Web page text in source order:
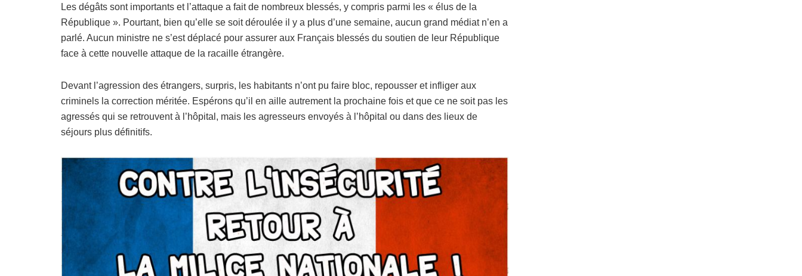
Les dégâts sont importants et l’attaque a fait de nombreux blessés, y compris parmi les « élus de la
République ». Pourtant, bien qu’elle se soit déroulée il y a plus d’une semaine, aucun grand médiat n’en a
parlé. Aucun ministre ne s’est déplacé pour assurer aux Français blessés du soutien de leur République
face à cette nouvelle attaque de la racaille étrangère.
Devant l’agression des étrangers, surpris, les habitants n’ont pu faire bloc, repousser et infliger aux
criminels la correction méritée. Espérons qu’il en aille autrement la prochaine fois et que ce ne soit pas les
agressés qui se retrouvent à l’hôpital, mais les agresseurs envoyés à l’hôpital ou dans des lieux de
séjours plus définitifs.